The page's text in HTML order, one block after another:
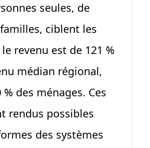
seules, de
ciblent les
revenu est de 121 %
médian régional,
% des ménages. Ces
rendus possibles
des systèmes